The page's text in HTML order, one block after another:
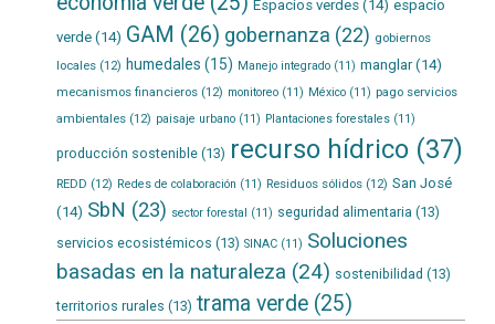
Espacios verdes(14) espacio
verde(14) GAM (26) gobernanza (22) gobiernos
locales(12) humedales (15) Manejo integrado(11) manglar(14)
mecanismos financieros(12) monitoreo(11) México(11) pago servicios
ambientales(12) paisaje urbano(11) Plantaciones forestales(11)
producción sostenible(13) recurso hídrico(37)
REDD (12) Redes de colaboración (11) Residuos sólidos(12) San José
(14) SbN (23) sector forestal (11) seguridad alimentaria (13)
servicios ecosistémicos (13) SINAC(11) Soluciones
basadas en la naturaleza (24) sostenibilidad (13)
territorios rurales (13) trama verde(25)